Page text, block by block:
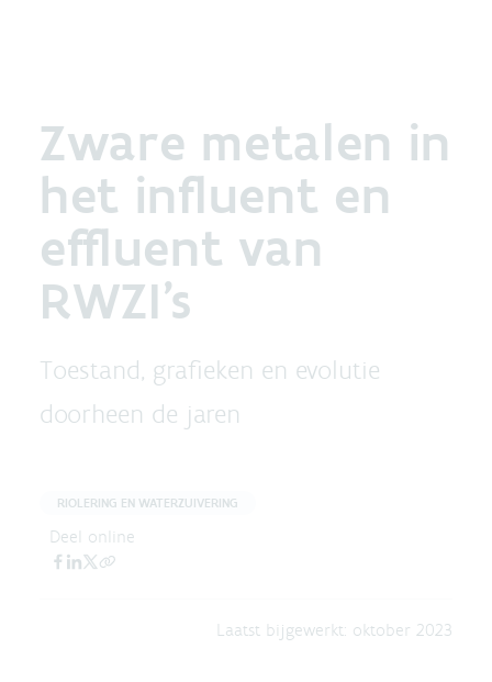
Zware metalen in
het influent en
effluent van
RWZI's
Toestand, grafieken en evolutie
doorheen de jaren
RIOLERING EN WATERZUIVERING
Deel online
Laatst bijgewerkt: oktober 2023